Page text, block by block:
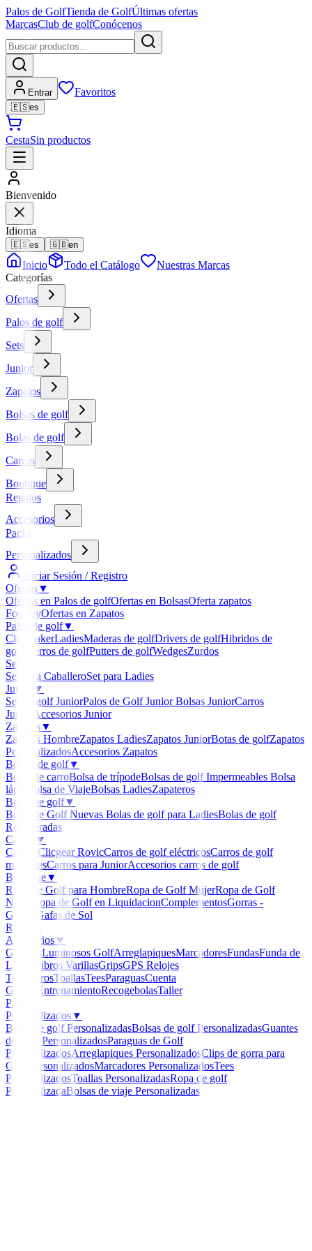
Palos de GolfTienda de GolfÚltimas ofertas
MarcasClub de golfConócenos
Entrar Favoritos
🇪🇸es
CestaSin productos
Bienvenido
Idioma
🇪🇸es 🇬🇧en
Inicio Todo el Catálogo
Nuestras Marcas
Categorías
Ofertas
Palos de golf
Sets
Junior
Zapatos
Bolsas de golf
Bolas de golf
Carros
Boutique
Regalos
Accesorios
Packs
Personalizados
Iniciar Sesión / Registro
Ofertas▼
Ofertas en Palos de golfOfertas en BolsasOferta zapatos
FootJoyOfertas en Zapatos
Palos de golf▼
ClubmakerLadiesMaderas de golfDrivers de golfHibridos de
golf
Hierros de golfPutters de golfWedgesZurdos
Sets
Set para CaballeroSet para Ladies
Junior
▼
Set de golf JuniorPalos de Golf JuniorBolsas JuniorCarros
Junior
Accesorios Junior
Zapatos▼
Zapatos HombreZapatos LadiesZapatos JuniorBotas de golfZapatos
PersonalizadosAccesorios Zapatos
Bolsas de golf▼
Bolsa de carroBolsa de trípodeBolsas de golf Impermeables Bolsa
lápiz
Bolsa de ViajeBolsas LadiesZapateros
Bolas de golf▼
Bolas de Golf Nuevas Bolas de golf para LadiesBolas de golf
Recuperadas
Carros
▼
Carros Clicgear RovicCarros de golf eléctricosCarros de golf
manualesCarros para JuniorAccesorios carros de golf
Boutique▼
Ropa de Golf para HombreRopa de Golf MujerRopa de Golf
Niños
Ropa de Golf en LiquidacionComplementosGorras -
Gorros
Gafas de Sol
Regalos
Accesorios▼
GuantesLuminosos GolfArreglapiquesMarcadoresFundasFunda de
Lluvia
Libros VarillasGripsGPS Relojes
TelemetrosToallasTeesParaguasCuenta
Golpes
EntrenamientoRecogebolasTaller
Packs
Personalizados▼
Bolas de golf PersonalizadasBolsas de golf PersonalizadasGuantes
de Golf PersonalizadosParaguas de Golf
PersonalizadosArreglapiques PersonalizadosClips de gorra para
Golf PersonalizadosMarcadores PersonalizadosTees
PersonalizadosToallas PersonalizadasRopa de golf
PersonalizadaBolsas de viaje Personalizadas